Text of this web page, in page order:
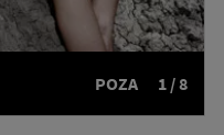
POZA 1 / 8